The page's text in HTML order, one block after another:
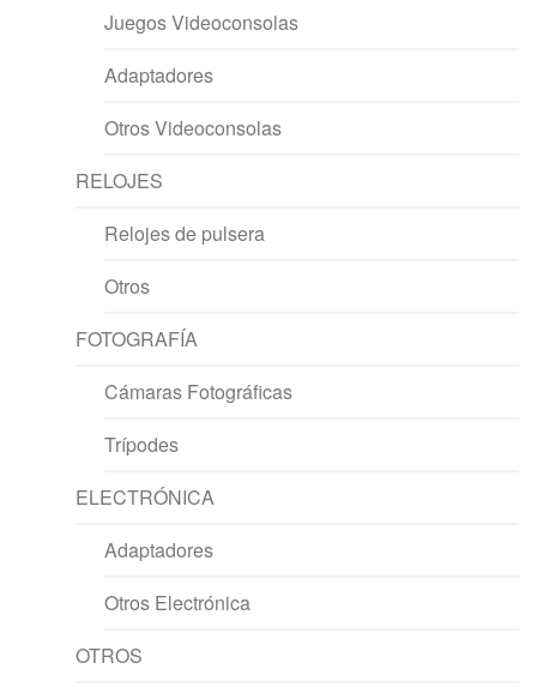
Juegos Videoconsolas
Adaptadores
Otros Videoconsolas
RELOJES
Relojes de pulsera
Otros
FOTOGRAFÍA
Cámaras Fotográficas
Trípodes
ELECTRÓNICA
Adaptadores
Otros Electrónica
OTROS